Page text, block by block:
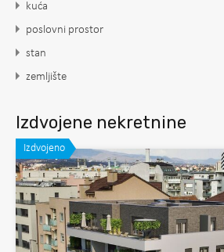
kuća
poslovni prostor
stan
zemljište
Izdvojene nekretnine
Izdvojeno